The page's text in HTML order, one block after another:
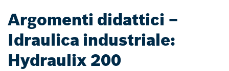
Argomenti didattici –
Idraulica industriale:
Hydraulix 200